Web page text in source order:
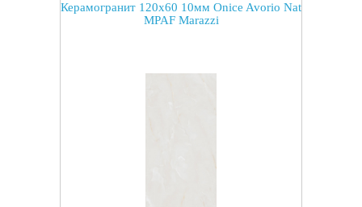
Керамогранит 120x60 10мм Onice Avorio Nat
MPAF Marazzi